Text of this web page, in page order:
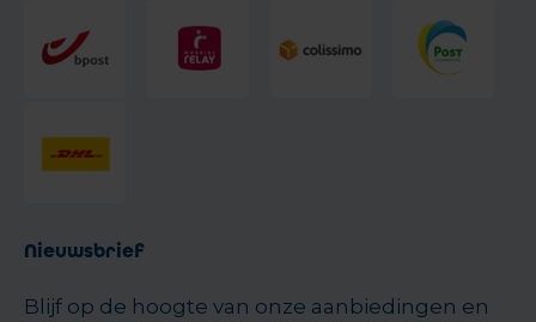
Nieuwsbrief
Blijf op de hoogte van onze aanbiedingen en